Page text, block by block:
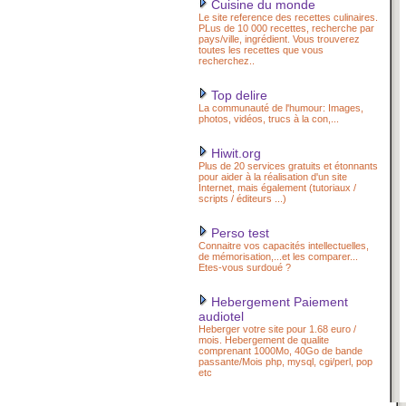
Cuisine du monde
Le site reference des recettes culinaires.
PLus de 10 000 recettes, recherche par
pays/ville, ingrédient. Vous trouverez
toutes les recettes que vous
recherchez..
Top delire
La communauté de l'humour: Images,
photos, vidéos, trucs à la con,...
Hiwit.org
Plus de 20 services gratuits et étonnants
pour aider à la réalisation d'un site
Internet, mais également (tutoriaux /
scripts / éditeurs ...)
Perso test
Connaitre vos capacités intellectuelles,
de mémorisation,...et les comparer...
Etes-vous surdoué ?
Hebergement Paiement
audiotel
Heberger votre site pour 1.68 euro /
mois. Hebergement de qualite
comprenant 1000Mo, 40Go de bande
passante/Mois php, mysql, cgi/perl, pop
etc